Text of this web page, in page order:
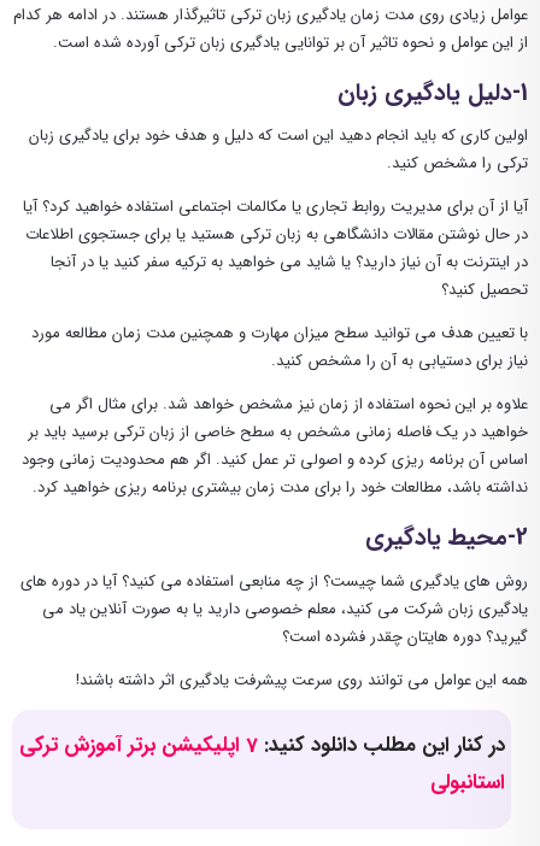
عوامل زیادی روی مدت زمان یادگیری زبان ترکی تاثیرگذار هستند. در ادامه هر کدام
از این عوامل و نحوه تاثیر آن بر توانایی یادگیری زبان ترکی آورده شده است.
1-دلیل یادگیری زبان
اولین کاری که باید انجام دهید این است که دلیل و هدف خود برای یادگیری زبان
ترکی را مشخص کنید.
آیا از آن برای مدیریت روابط تجاری یا مکالمات اجتماعی استفاده خواهید کرد؟ آیا
در حال نوشتن مقالات دانشگاهی به زبان ترکی هستید یا برای جستجوی اطلاعات
در اینترنت به آن نیاز دارید؟ یا شاید می خواهید به ترکیه سفر کنید یا در آنجا
تحصیل کنید؟
با تعیین هدف می توانید سطح میزان مهارت و همچنین مدت زمان مطالعه مورد
نیاز برای دستیابی به آن را مشخص کنید.
علاوه بر این نحوه استفاده از زمان نیز مشخص خواهد شد. برای مثال اگر می
خواهید در یک فاصله زمانی مشخص به سطح خاصی از زبان ترکی برسید باید بر
اساس آن برنامه ریزی کرده و اصولی تر عمل کنید. اگر هم محدودیت زمانی وجود
نداشته باشد، مطالعات خود را برای مدت زمان بیشتری برنامه ریزی خواهید کرد.
2-محیط یادگیری
روش های یادگیری شما چیست؟ از چه منابعی استفاده می کنید؟ آیا در دوره های
یادگیری زبان شرکت می کنید، معلم خصوصی دارید یا به صورت آنلاین یاد می
گیرید؟ دوره هایتان چقدر فشرده است؟
همه این عوامل می توانند روی سرعت پیشرفت یادگیری اثر داشته باشند!
در کنار این مطلب دانلود کنید: 7 اپلیکیشن برتر آموزش ترکی
استانبولی